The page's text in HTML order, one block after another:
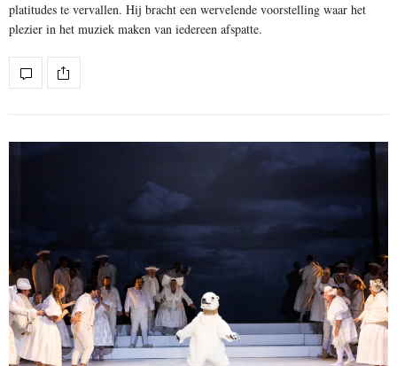
platitudes te vervallen. Hij bracht een wervelende voorstelling waar het
plezier in het muziek maken van iedereen afspatte.